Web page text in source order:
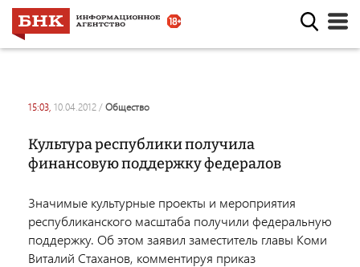
15:03, 10.04.2012 / общество
Культура республики получила
финансовую поддержку федералов
Значимые культурные проекты и мероприятия
республиканского масштаба получили федеральную
поддержку. Об этом заявил заместитель главы Коми
Виталий Стаханов, комментируя приказ